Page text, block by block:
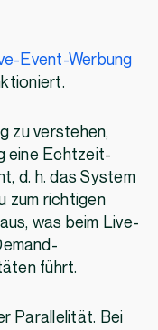
Event-Werbung
zu verstehen,
eine Echtzeit-
d. h. das System
zum richtigen
was beim Live-
führt.
Parallelität. Bei